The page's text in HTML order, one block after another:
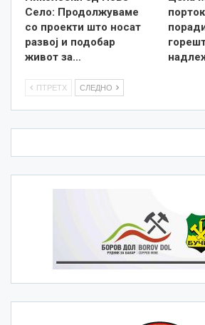
Село: Продолжуваме
со проекти што носат
развој и подобар
живот за…
ПТРЕТХ СЛЕДНО